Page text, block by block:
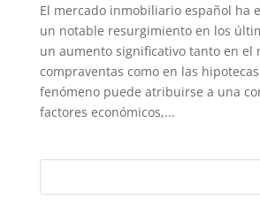
El mercado inmobiliario español ha
un notable resurgimiento en los
un aumento significativo tanto en el
compraventas como en las
fenómeno puede atribuirse a una
factores económicos,...